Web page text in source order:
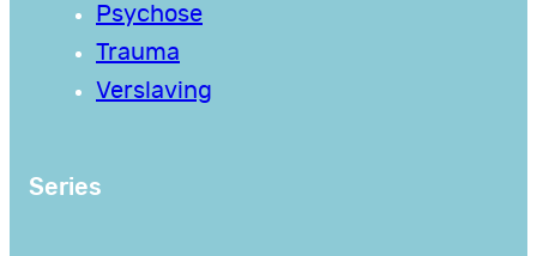
Psychose
Trauma
Verslaving
Series